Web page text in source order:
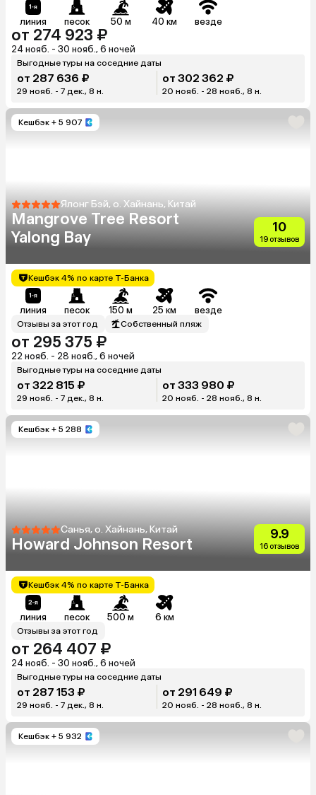
линия песок 50 м 40 км везде
от 274 923 ₽
24 нояб. - 30 нояб., 6 ночей
Выгодные туры на соседние даты
от 287 636 ₽
29 нояб. - 7 дек., 8 н.
от 302 362 ₽
20 нояб. - 28 нояб., 8 н.
Кешбэк + 5 907
Ялонг Бэй, о. Хайнань, Китай
Mangrove Tree Resort
Yalong Bay
10
19 отзывов
Кешбэк 4% по карте Т-Банка
линия песок 150 м 25 км везде
Отзывы за этот год Собственный пляж
от 295 375 ₽
22 нояб. - 28 нояб., 6 ночей
Выгодные туры на соседние даты
от 322 815 ₽
29 нояб. - 7 дек., 8 н.
от 333 980 ₽
20 нояб. - 28 нояб., 8 н.
Кешбэк + 5 288
Санья, о. Хайнань, Китай
Howard Johnson Resort
9.9
16 отзывов
Кешбэк 4% по карте Т-Банка
линия песок 500 м 6 км
Отзывы за этот год
от 264 407 ₽
24 нояб. - 30 нояб., 6 ночей
Выгодные туры на соседние даты
от 287 153 ₽
29 нояб. - 7 дек., 8 н.
от 291 649 ₽
20 нояб. - 28 нояб., 8 н.
Кешбэк + 5 932